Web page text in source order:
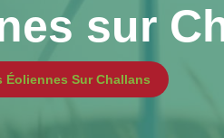
sur
Éoliennes Sur Challans